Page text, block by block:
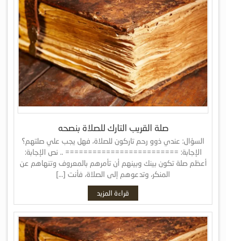
صلة القريب التارك للصلاة بنصحه
السؤال: عندي ذوو رحم تاركون للصلاة، فهل يجب علي صلتهم؟
الإجابة: ========================= .. نص الإجابة:
أعظم صلة تكون بينك وبينهم أن تأمرهم بالمعروف وتنهاهم عن
المنكر، وتدعوهم إلى الصلاة، فأنت […]
قراءة المزيد